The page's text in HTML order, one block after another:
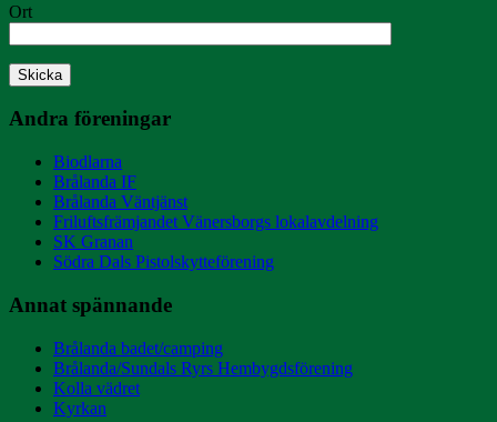
Ort
Andra föreningar
Biodlarna
Brålanda IF
Brålanda Väntjänst
Friluftsfrämjandet Vänersborgs lokalavdelning
SK Granan
Södra Dals Pistolskytteförening
Annat spännande
Brålanda badet/camping
Brålanda/Sundals Ryrs Hembygdsförening
Kolla vädret
Kyrkan